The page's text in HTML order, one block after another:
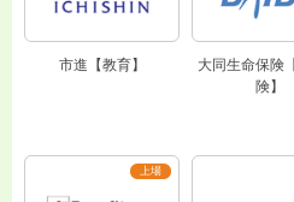
市進【教育】
大同生命保険
険】